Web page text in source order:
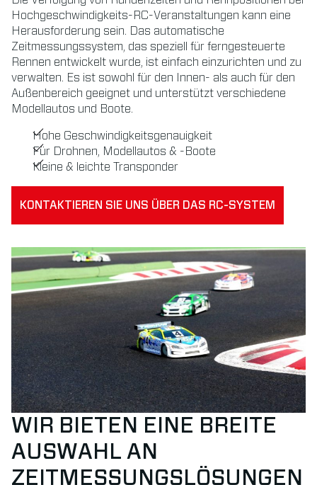
Hochgeschwindigkeits-RC-Veranstaltungen kann eine
Herausforderung sein. Das automatische
Zeitmessungssystem, das speziell für ferngesteuerte
Rennen entwickelt wurde, ist einfach einzurichten und zu
verwalten. Es ist sowohl für den Innen- als auch für den
Außenbereich geeignet und unterstützt verschiedene
Modellautos und Boote.
Hohe Geschwindigkeitsgenauigkeit
Für Drohnen, Modellautos & -Boote
Kleine & leichte Transponder
KONTAKTIEREN SIE UNS ÜBER DAS RC-SYSTEM
WIR BIETEN EINE BREITE
AUSWAHL AN
ZEITMESSUNGSLÖSUNGEN